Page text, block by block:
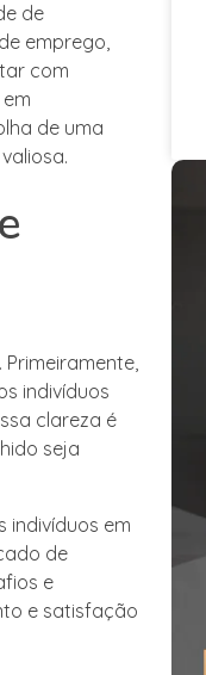
de
emprego,
com
de uma
indivíduos
clareza é
seja
indivíduos em
de
e
e satisfação